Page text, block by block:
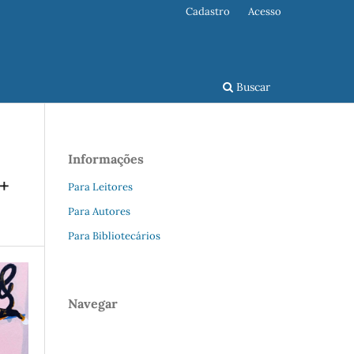
Buscar
Cadastro Acesso
Informações
Para Leitores
Para Autores
Para Bibliotecários
Navegar